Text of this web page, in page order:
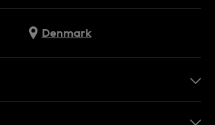
Denmark